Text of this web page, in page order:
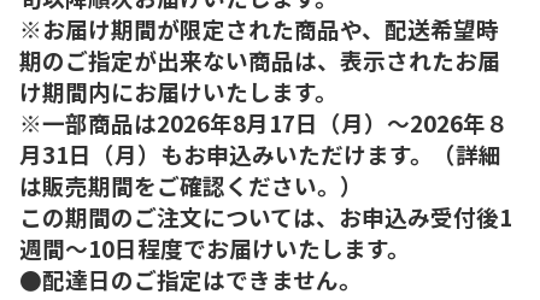
※お届け期間が限定された商品や、配送希望時
期のご指定が出来ない商品は、表示されたお届
け期間内にお届けいたします。
※一部商品は2026年8月17日（月）～2026年８
月31日（月）もお申込みいただけます。（詳細
は販売期間をご確認ください。）
この期間のご注文については、お申込み受付後1
週間～10日程度でお届けいたします。
●配達日のご指定はできません。